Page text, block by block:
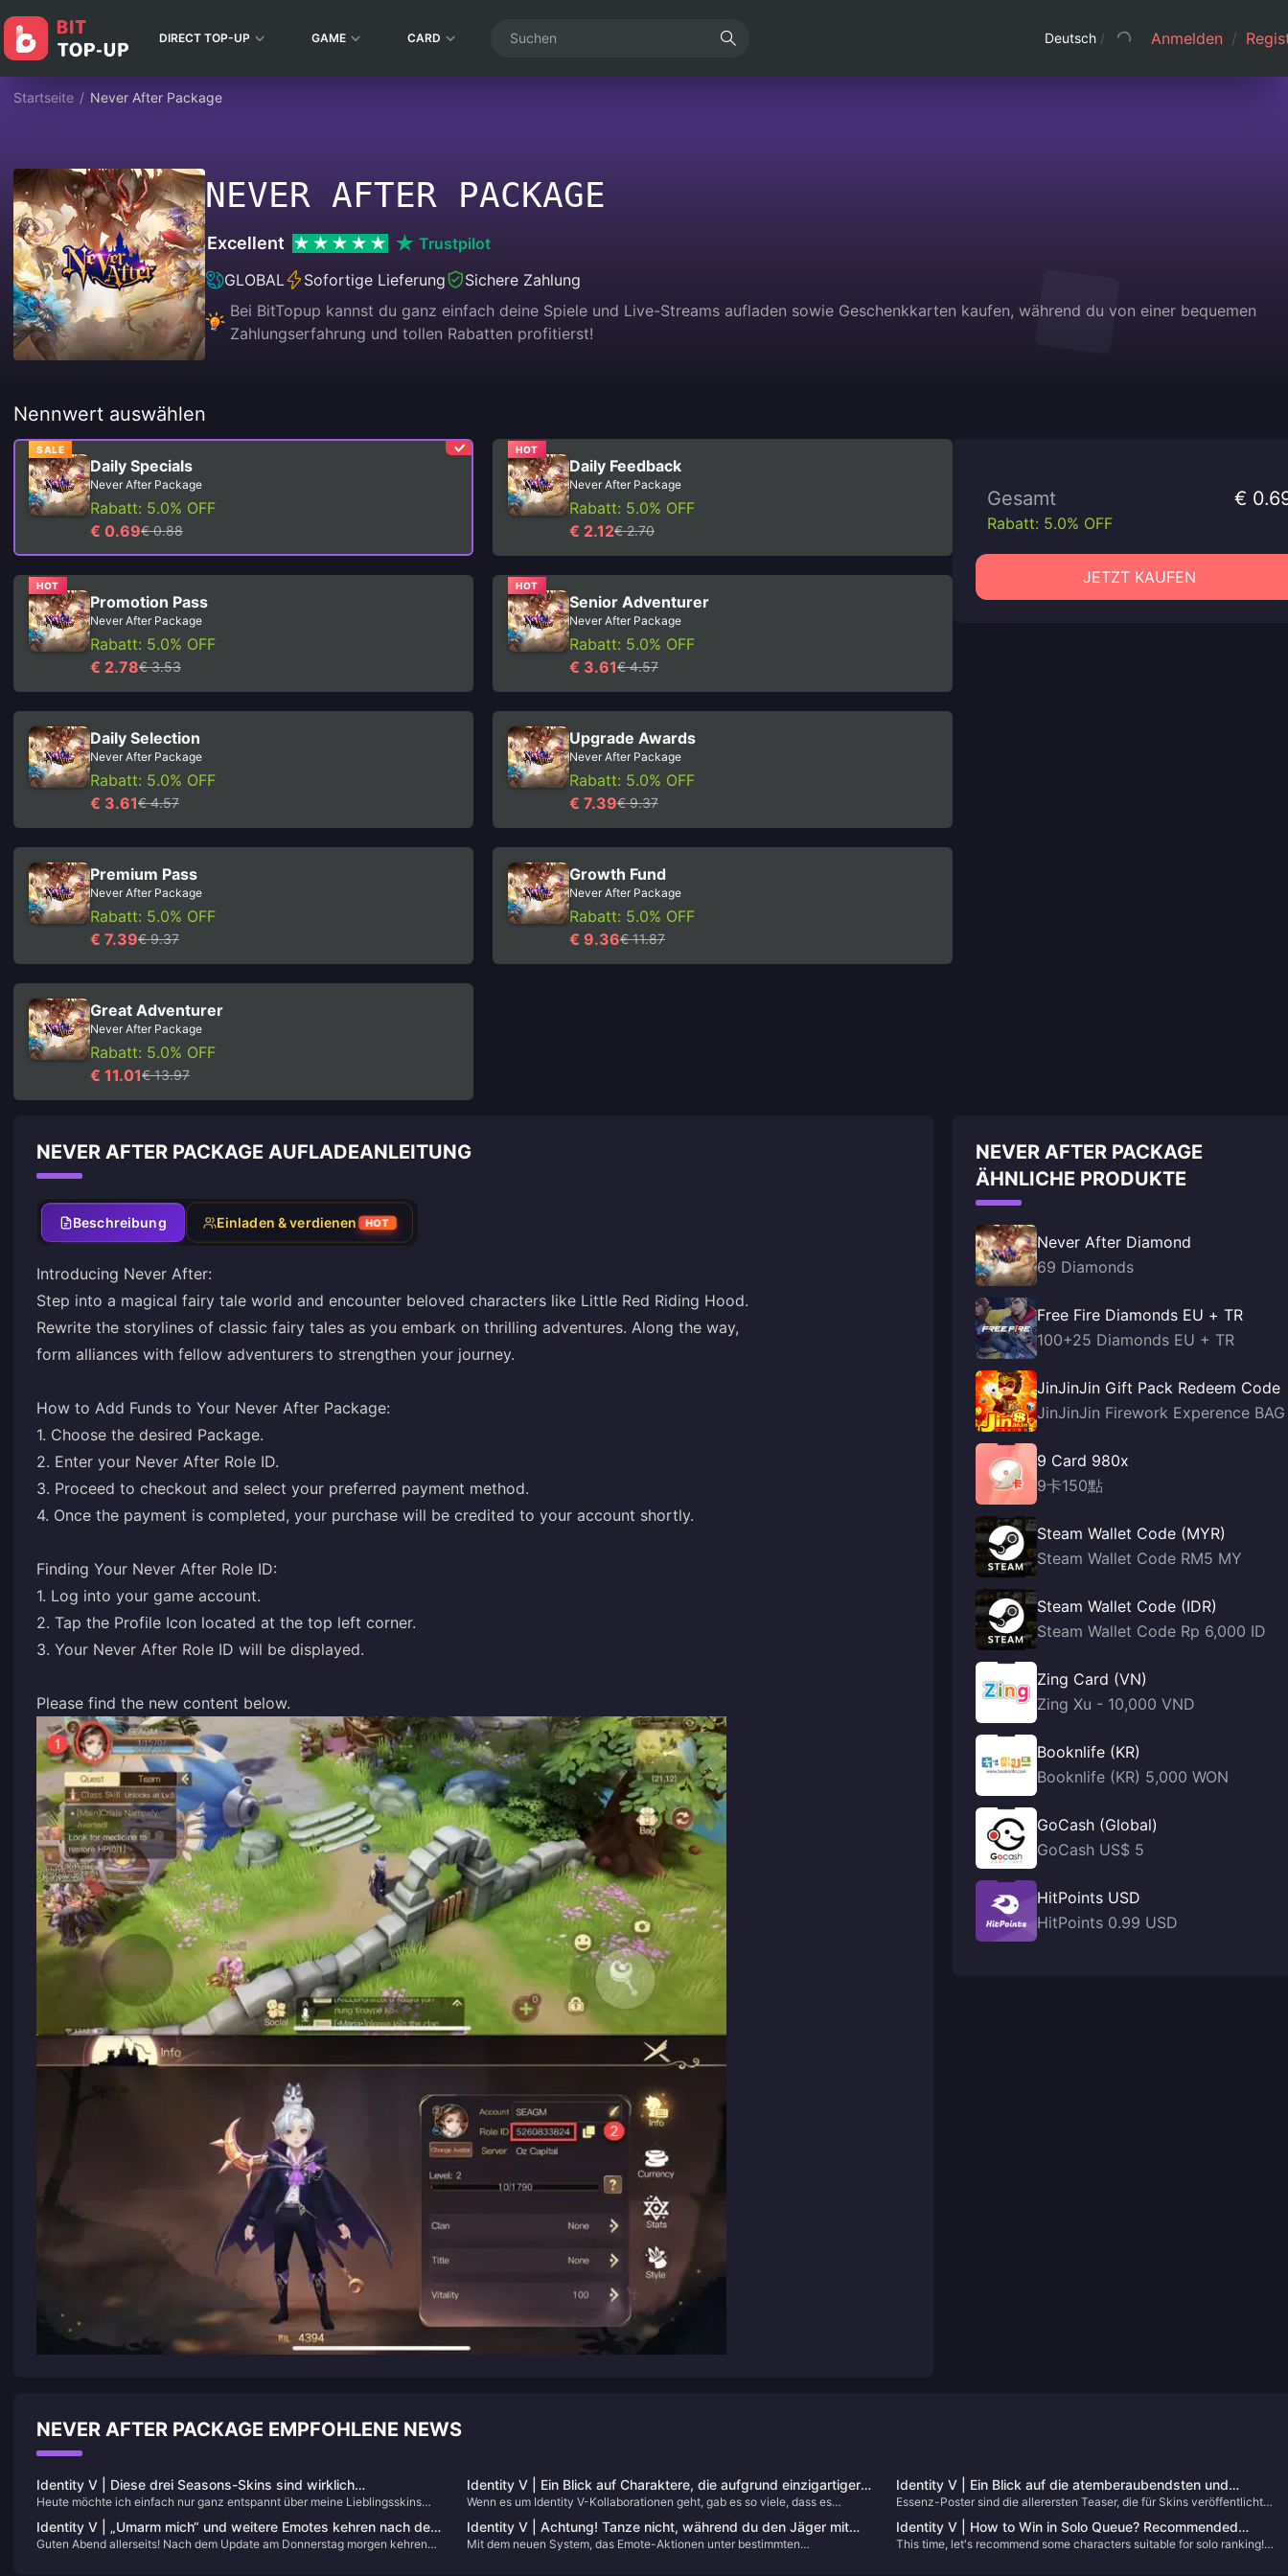
DIRECT TOP-UP GAME CARD Deutsch / Anmelden /
Startseite / Never After Package
NEVER AFTER PACKAGE
Excellent
Trustpilot
GLOBAL
Sofortige Lieferung
Sichere Zahlung
Bei BitTopup kannst du ganz einfach deine Spiele und Live-Streams aufladen sowie Geschenkkarten kaufen, während du von einer bequemen
Zahlungserfahrung und tollen Rabatten profitierst!
Nennwert auswählen
SALE
Daily Specials
Never After Package
Rabatt: 5.0% OFF
€ 0.69€ 0.88
HOT
Daily Feedback
Never After Package
Rabatt: 5.0% OFF
€ 2.12€ 2.70
HOT
Promotion Pass
Never After Package
Rabatt: 5.0% OFF
€ 2.78€ 3.53
HOT
Senior Adventurer
Never After Package
Rabatt: 5.0% OFF
€ 3.61€ 4.57
Daily Selection
Never After Package
Rabatt: 5.0% OFF
€ 3.61€ 4.57
Upgrade Awards
Never After Package
Rabatt: 5.0% OFF
€ 7.39€ 9.37
Premium Pass
Never After Package
Rabatt: 5.0% OFF
€ 7.39€ 9.37
Growth Fund
Never After Package
Rabatt: 5.0% OFF
€ 9.36€ 11.87
Great Adventurer
Never After Package
Rabatt: 5.0% OFF
€ 11.01€ 13.97
Gesamt €
Rabatt: 5.0% OFF
JETZT KAUFEN
NEVER AFTER PACKAGE AUFLADEANLEITUNG
Beschreibung Einladen & verdienen HOT
Introducing Never After:
Step into a magical fairy tale world and encounter beloved characters like Little Red Riding Hood.
Rewrite the storylines of classic fairy tales as you embark on thrilling adventures. Along the way,
form alliances with fellow adventurers to strengthen your journey.
How to Add Funds to Your Never After Package:
1. Choose the desired Package.
2. Enter your Never After Role ID.
3. Proceed to checkout and select your preferred payment method.
4. Once the payment is completed, your purchase will be credited to your account shortly.
Finding Your Never After Role ID:
1. Log into your game account.
2. Tap the Profile Icon located at the top left corner.
3. Your Never After Role ID will be displayed.
Please find the new content below.
NEVER AFTER PACKAGE
ÄHNLICHE PRODUKTE
Never After Diamond
69 Diamonds
Free Fire Diamonds EU + TR
100+25 Diamonds EU + TR
JinJinJin Gift Pack Redeem Code
JinJinJin Firework Experence BAG
9 Card 980x
9卡150點
Steam Wallet Code (MYR)
Steam Wallet Code RM5 MY
Steam Wallet Code (IDR)
Steam Wallet Code Rp 6,000 ID
Zing Card (VN)
Zing Xu - 10,000 VND
Booknlife (KR)
Booknlife (KR) 5,000 WON
GoCash (Global)
GoCash US$ 5
HitPoints USD
HitPoints 0.99 USD
NEVER AFTER PACKAGE EMPFOHLENE NEWS
Identity V | Diese drei Seasons-Skins sind wirklich
atemberaubend! Sie stehen bei den Spielern ganz oben
Heute möchte ich einfach nur ganz entspannt über meine Lieblingsskins
aus ein paar Seasons sprechen – ich sage nicht, dass sie die "besten" sind,
sondern einfach die, die ich am schönsten, atmosphärischsten finde und die
es wert sind, nochmal angesehen zu werden.
Identity V | Ein Blick auf Charaktere, die aufgrund einzigartiger
Ankerpunkte schwer zusammenzuarbeiten sind
Wenn es um Identity V-Kollaborationen geht, gab es so viele, dass es
schwer ist, den Überblick zu behalten! Jede bringt spannende
Überraschungen für die Spieler. Allerdings haben einige Charaktere so
markante „Ankerpunkte“, dass es eine echte Herausforderung ist, einen
Identity V | Ein Blick auf die atemberaubendsten und
kreativsten Essence-Poster!
Essenz-Poster sind die allerersten Teaser, die für Skins veröffentlicht
werden – und ein gutes Poster bestimmt oft die Stimmung, wie ein Skin
aufgenommen wird! In Identity V haben Essenz-Poster echte Autorität,
diese wenigen Beispiele, perfekt von Kopf bis Fuß, werden dich garantiert
Identity V | „Umarm mich“ und weitere Emotes kehren nach dem
morgigen Update zurück!
Guten Abend allerseits! Nach dem Update am Donnerstag morgen kehren
Identity V | Achtung! Tanze nicht, während du den Jäger mit
diesen Charakteren köderst!
Mit dem neuen System, das Emote-Aktionen unter bestimmten
Identity V | How to Win in Solo Queue? Recommended
Characters for Solo Ranking!
This time, let's recommend some characters suitable for solo ranking!